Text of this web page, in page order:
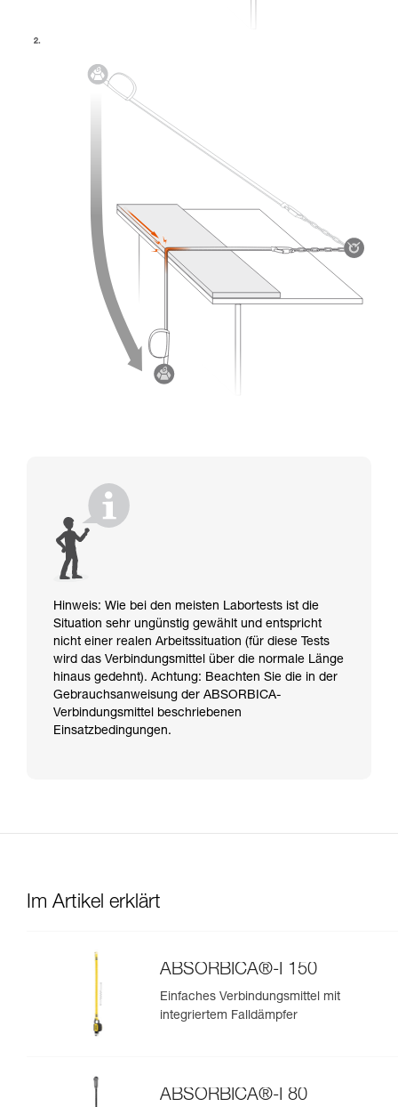
Hinweis: Wie bei den meisten Labortests ist die
Situation sehr ungünstig gewählt und entspricht
nicht einer realen Arbeitssituation (für diese Tests
wird das Verbindungsmittel über die normale Länge
hinaus gedehnt). Achtung: Beachten Sie die in der
Gebrauchsanweisung der ABSORBICA-
Verbindungsmittel beschriebenen
Einsatzbedingungen.
Im Artikel erklärt
ABSORBICA®-I 150
Einfaches Verbindungsmittel mit
integriertem Falldämpfer
ABSORBICA®-I 80